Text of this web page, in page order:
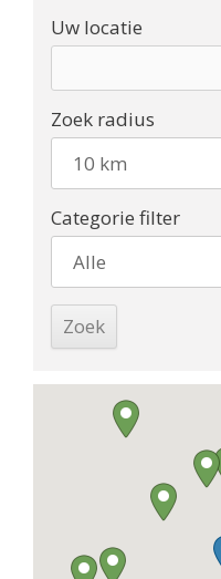
Uw locatie
Zoek radius
Categorie filter